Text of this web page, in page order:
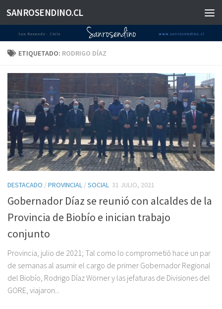
Saltar al contenido
SANROSENDINO.CL
ETIQUETADO: RODRIGO DÍAZ
DESTACADO /PROVINCIAL /SOCIAL 31 JULIO, 2021
Gobernador Díaz se reunió con alcaldes de la
Provincia de Biobío e inician trabajo
conjunto
Provincia, julio de 2021; Tal como lo comprometió hace un par
de semanas al asumir el cargo de primer Gobernador Regional
del Biobío, Rodrigo Díaz Wörner y las jefaturas de Divisiones del
GORE, viajaron...